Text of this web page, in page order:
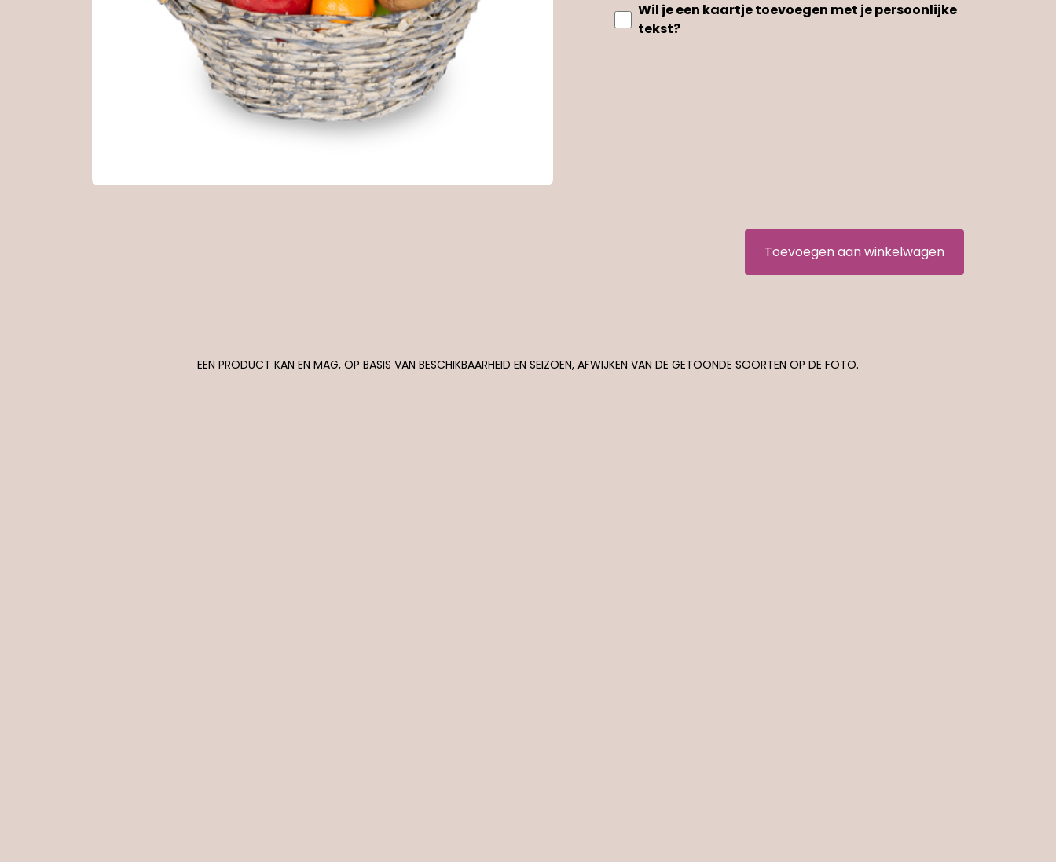
Wil je een kaartje toevoegen met je persoonlijke
tekst?
Toevoegen aan winkelwagen
EEN PRODUCT KAN EN MAG, OP BASIS VAN BESCHIKBAARHEID EN SEIZOEN, AFWIJKEN VAN DE GETOONDE SOORTEN OP DE FOTO.